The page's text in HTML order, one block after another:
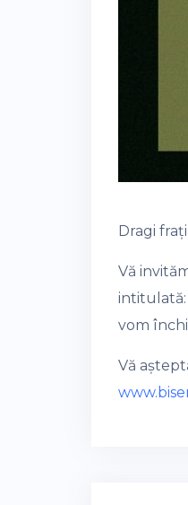
Dragi
Vă
intitulată:
vom
Vă